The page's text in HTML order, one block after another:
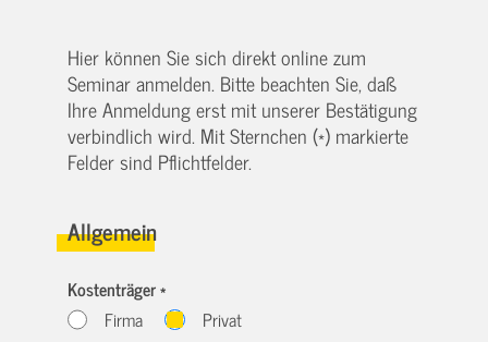
Hier können Sie sich direkt online zum
Seminar anmelden. Bitte beachten Sie, daß
Ihre Anmeldung erst mit unserer Bestätigung
verbindlich wird. Mit Sternchen (*) markierte
Felder sind Pflichtfelder.
Allgemein
Kostenträger *
Firma
Privat